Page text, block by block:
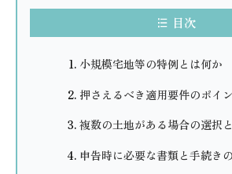
目次
小規模宅地等の特例とは何か
押さえるべき適用要件のポイ
複数の土地がある場合の選択
申告時に必要な書類と手続き